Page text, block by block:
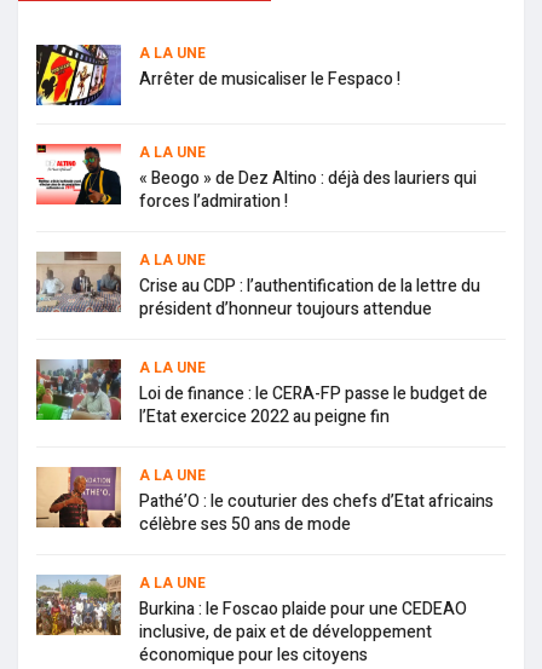
A LA UNE
Arrêter de musicaliser le Fespaco !
A LA UNE
« Beogo » de Dez Altino : déjà des lauriers qui
forces l’admiration !
A LA UNE
Crise au CDP : l’authentification de la lettre du
président d’honneur toujours attendue
A LA UNE
Loi de finance : le CERA-FP passe le budget de
l’Etat exercice 2022 au peigne fin
A LA UNE
Pathé’O : le couturier des chefs d’Etat africains
célèbre ses 50 ans de mode
A LA UNE
Burkina : le Foscao plaide pour une CEDEAO
inclusive, de paix et de développement
économique pour les citoyens